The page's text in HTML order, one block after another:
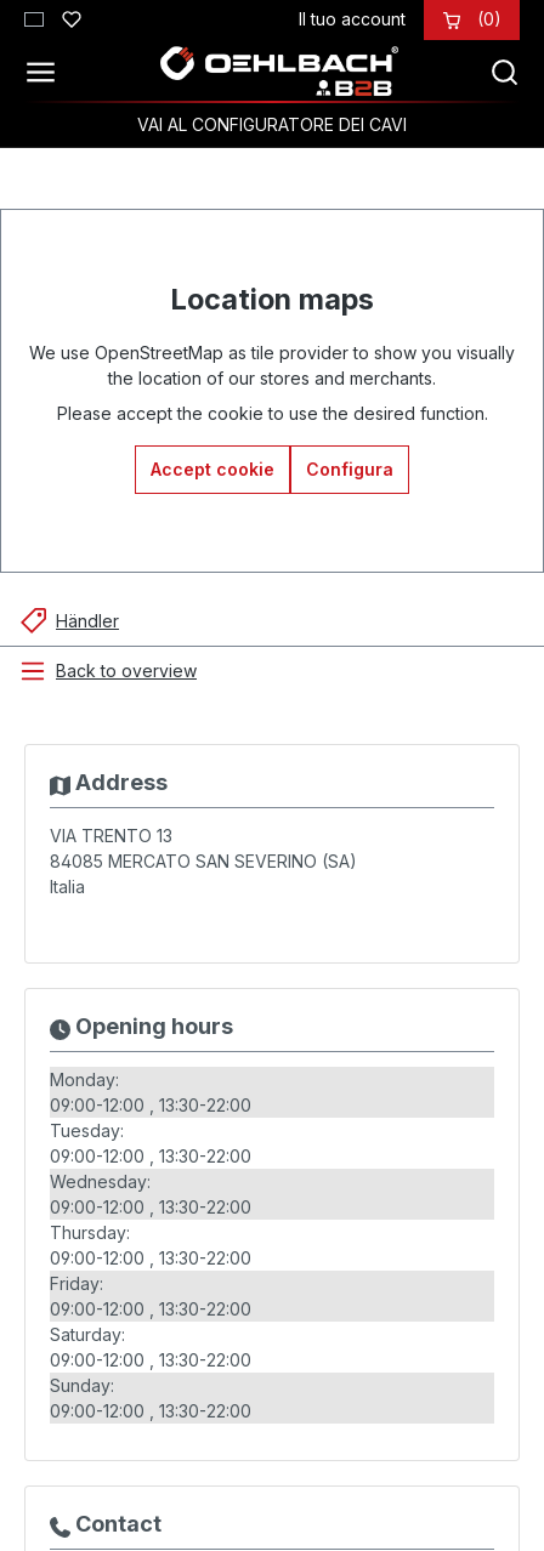
Passa al contenuto principale Il tuo account (0)
VAI AL CONFIGURATORE DEI CAVI
Location maps
We use OpenStreetMap as tile provider to show you visually
the location of our stores and merchants.
Please accept the cookie to use the desired function.
Accept cookie Configura
Händler
Back to overview
Address
VIA TRENTO 13
84085 MERCATO SAN SEVERINO (SA)
Italia
Opening hours
Monday:
09:00-12:00
13:30-22:00
Tuesday:
09:00-12:00
13:30-22:00
Wednesday:
09:00-12:00
13:30-22:00
Thursday:
09:00-12:00
13:30-22:00
Friday:
09:00-12:00
13:30-22:00
Saturday:
09:00-12:00
13:30-22:00
Sunday:
09:00-12:00
13:30-22:00
Contact